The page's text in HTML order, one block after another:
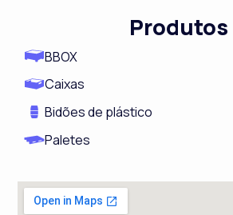
Produtos
BBOX
Caixas
Bidões de plástico
Paletes